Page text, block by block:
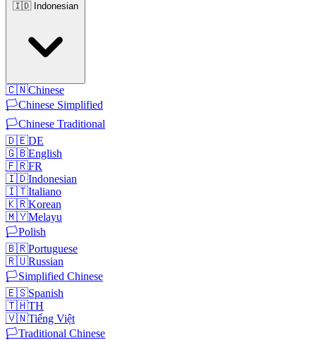
🇮🇩 Indonesian
🇨🇳Chinese
🏳️Chinese Simplified
🏳️Chinese Traditional
🇩🇪DE
🇬🇧English
🇫🇷FR
🇮🇩Indonesian
🇮🇹Italiano
🇰🇷Korean
🇲🇾Melayu
🏳️Polish
🇧🇷Portuguese
🇷🇺Russian
🏳️Simplified Chinese
🇪🇸Spanish
🇹🇭TH
🇻🇳Tiếng Việt
🏳️Traditional Chinese